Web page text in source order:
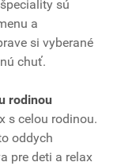
sú
a
si vyberané
chuť.
rodinou
s celou rodinou.
oddych
pre deti a relax